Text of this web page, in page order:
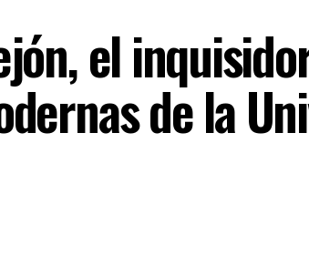
el
de la